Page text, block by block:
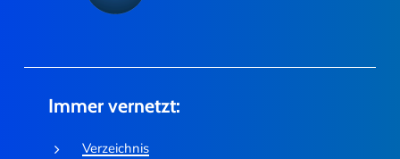
Immer vernetzt:
Verzeichnis